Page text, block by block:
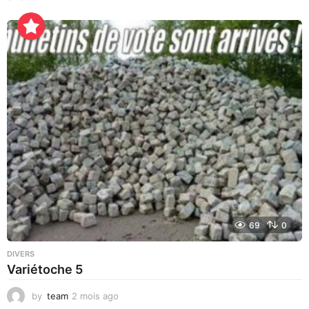
u
r
s
a
g
o
69 0
DIVERS
Variétoche 5
by team 2 mois ago